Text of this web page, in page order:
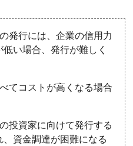
発行には、企業の信用力
い場合、発行が難しく
てコストが高くなる場合
投資家に向けて発行する
資金調達が困難になる